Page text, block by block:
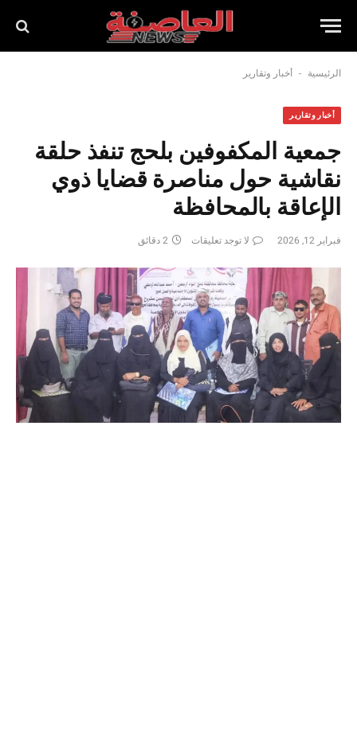
الرئيسية - أخبار وتقارير
أخبار وتقارير
جمعية المكفوفين بلحج تنفذ حلقة
نقاشية حول مناصرة قضايا ذوي
الإعاقة بالمحافظة
فبراير 12, 2026 لا توجد تعليقات 2 دقائق